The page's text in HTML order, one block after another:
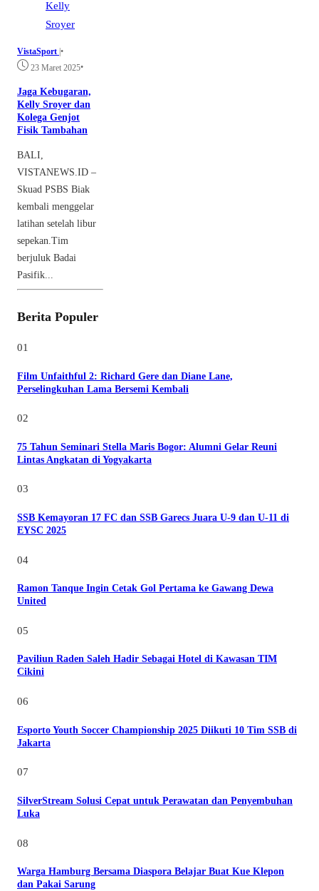
VistaSport |•
23 Maret 2025•
Jaga Kebugaran,
Kelly Sroyer dan
Kolega Genjot
Fisik Tambahan
BALI,
VISTANEWS.ID –
Skuad PSBS Biak
kembali menggelar
latihan setelah libur
sepekan.Tim
berjuluk Badai
Pasifik...
Berita Populer
01
Film Unfaithful 2: Richard Gere dan Diane Lane,
Perselingkuhan Lama Bersemi Kembali
02
75 Tahun Seminari Stella Maris Bogor: Alumni Gelar Reuni
Lintas Angkatan di Yogyakarta
03
SSB Kemayoran 17 FC dan SSB Garecs Juara U-9 dan U-11 di
EYSC 2025
04
Ramon Tanque Ingin Cetak Gol Pertama ke Gawang Dewa
United
05
Paviliun Raden Saleh Hadir Sebagai Hotel di Kawasan TIM
Cikini
06
Esporto Youth Soccer Championship 2025 Diikuti 10 Tim SSB di
Jakarta
07
SilverStream Solusi Cepat untuk Perawatan dan Penyembuhan
Luka
08
Warga Hamburg Bersama Diaspora Belajar Buat Kue Klepon
dan Pakai Sarung